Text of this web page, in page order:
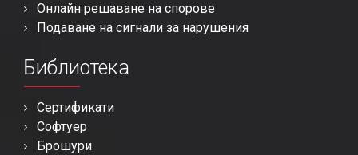
Онлайн решаване на спорове
Подаване на сигнали за нарушения
Библиотека
Сертификати
Софтуер
Брошури